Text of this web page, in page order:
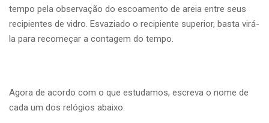
tempo pela observação do escoamento de areia entre seus
recipientes de vidro. Esvaziado o recipiente superior, basta virá-
la para recomeçar a contagem do tempo.
Agora de acordo com o que estudamos, escreva o nome de
cada um dos relógios abaixo: